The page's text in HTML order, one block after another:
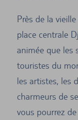
Près de la
place centrale
animée que les
touristes du
les artistes, les
charmeurs de
vous pourrez